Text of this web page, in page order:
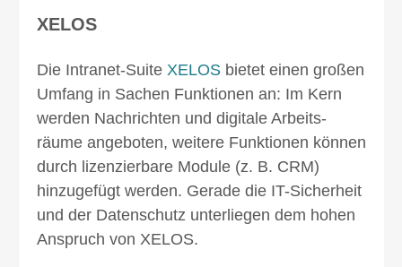
XELOS
Die Intranet-Suite XELOS bietet einen großen
Umfang in Sachen Funktionen an: Im Kern
werden Nachrichten und digitale Arbeits­
räume angeboten, weitere Funktionen können
durch lizenzier­bare Module (z. B. CRM)
hinzu­gefügt werden. Gerade die IT-Sicherheit
und der Daten­schutz unterliegen dem hohen
Anspruch von XELOS.